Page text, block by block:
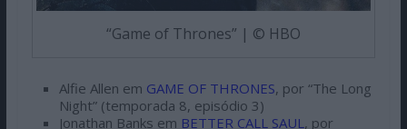
“Game of Thrones” | © HBO
Alfie Allen em GAME OF THRONES, por “The Long
Night” (temporada 8, episódio 3)
Jonathan Banks em BETTER CALL SAUL , por